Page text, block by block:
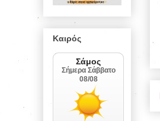
Καιρός